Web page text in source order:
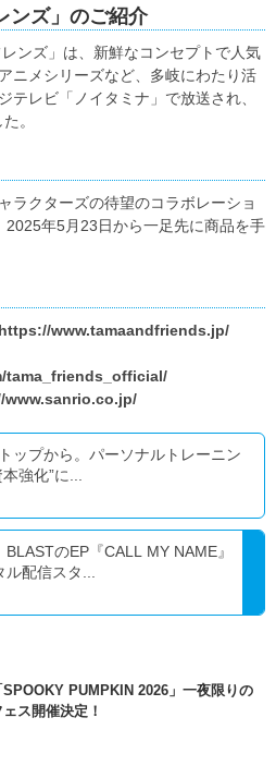
ンズ」のご紹介
ンズ」は、新鮮なコンセプトで人気
ニメシリーズなど、多岐にわたり活
テレビ「ノイタミナ」で放送され、
。
ラクターズの待望のコラボレーショ
2025年5月23日から一足先に商品を手
https://www.tamaandfriends.jp/
tama_friends_official/
www.sanrio.co.jp/
ップから。パーソナルトレーニン
強化”に...
のEP『CALL MY NAME』
ル配信スタ...
PUMPKIN 2026」一夜限りの
ス開催決定！